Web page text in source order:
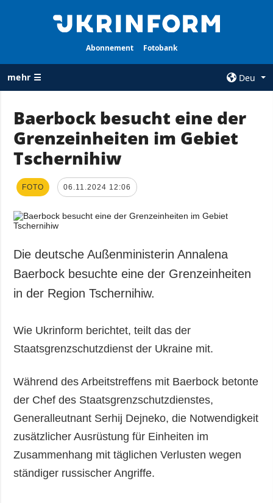
Abonnement Fotobank
mehr ☰
Deu
ALLE
RUBRIKEN
Krieg
Wiederaufbau
Politik
Militär
Gesellschaft und
Kultur
Kriminalität
Notstand und
AGENTUR
Politik zur
personenbezogener
Veröffentlichungen
Video
Abonnement
Baerbock besucht eine der
Grenzeinheiten im Gebiet
Tschernihiw
FOTO 06.11.2024 12:06
Die deutsche Außenministerin Annalena
Baerbock besuchte eine der Grenzeinheiten
in der Region Tschernihiw.
Wie Ukrinform berichtet, teilt das der
Staatsgrenzschutzdienst der Ukraine mit.
Während des Arbeitstreffens mit Baerbock betonte
der Chef des Staatsgrenzschutzdienstes,
Generalleutnant Serhij Dejneko, die Notwendigkeit
zusätzlicher Ausrüstung für Einheiten im
Zusammenhang mit täglichen Verlusten wegen
ständiger russischer Angriffe.